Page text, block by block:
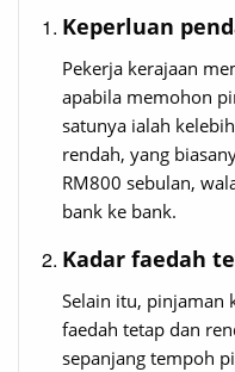
Keperluan
Pekerja kerajaan
apabila memohon
satunya ialah
rendah, yang
RM800 sebulan,
bank ke bank.
Kadar faedah
Selain itu, pinjaman
faedah tetap dan
sepanjang tempoh